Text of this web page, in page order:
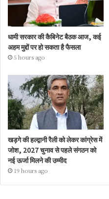
धामी सरकार की कैबिनेट बैठक आज, कई
अहम मुद्दों पर हो सकता है फैसला
5 hours ago
खड़गे की हल्द्वानी रैली को लेकर कांग्रेस में
जोश, 2027 चुनाव से पहले संगठन को
नई ऊर्जा मिलने की उम्मीद
19 hours ago